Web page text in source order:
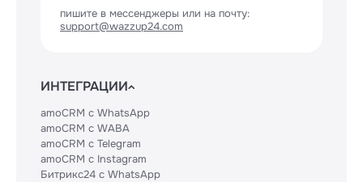
пишите в мессенджеры или на почту:
support@wazzup24.com
ИНТЕГРАЦИИ
amoCRM с WhatsApp
amoCRM с WABA
amoCRM с Telegram
amoCRM с Instagram
Битрикс24 с WhatsApp